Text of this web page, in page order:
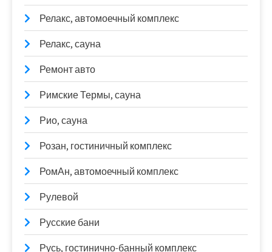
Релакс, автомоечный комплекс
Релакс, сауна
Ремонт авто
Римские Термы, сауна
Рио, сауна
Розан, гостиничный комплекс
РомАн, автомоечный комплекс
Рулевой
Русские бани
Русь, гостинично-банный комплекс